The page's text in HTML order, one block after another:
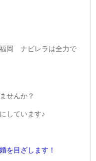
福岡 ナビレラは全力で
せんか？
しています♪
を目ざします！